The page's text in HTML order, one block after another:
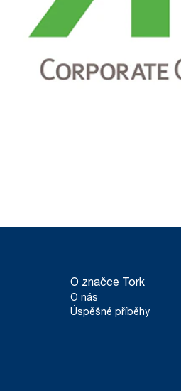
O značce Tork
O nás
Úspěšné příběhy